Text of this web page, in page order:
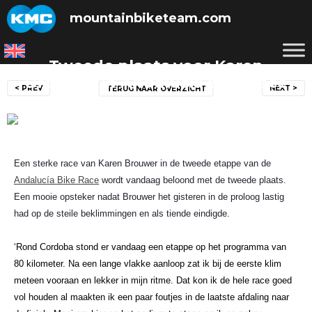
Skip
to
content
mountainbiketeam.com
navigatie
< PREV NEXT >
TERUG NAAR OVERZICHT
Tweede plaats voor Karen
Brouwer in Andalucia Bike Race
Een sterke race van Karen Brouwer in de tweede etappe van de
Andalucía Bike Race wordt vandaag beloond met de tweede plaats.
Een mooie opsteker nadat Brouwer het gisteren in de proloog lastig
had op de steile beklimmingen en als tiende eindigde.
‘Rond Cordoba stond er vandaag een etappe op het programma van
80 kilometer. Na een lange vlakke aanloop zat ik bij de eerste klim
meteen vooraan en lekker in mijn ritme. Dat kon ik de hele race goed
vol houden al maakten ik een paar foutjes in de laatste afdaling naar